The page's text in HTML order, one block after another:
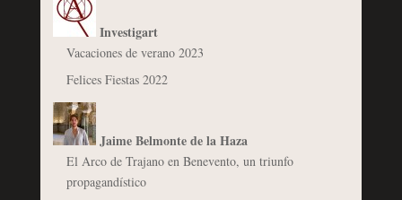
Investigart
Vacaciones de verano 2023
Felices Fiestas 2022
Jaime Belmonte de la Haza
El Arco de Trajano en Benevento, un triunfo
propagandístico